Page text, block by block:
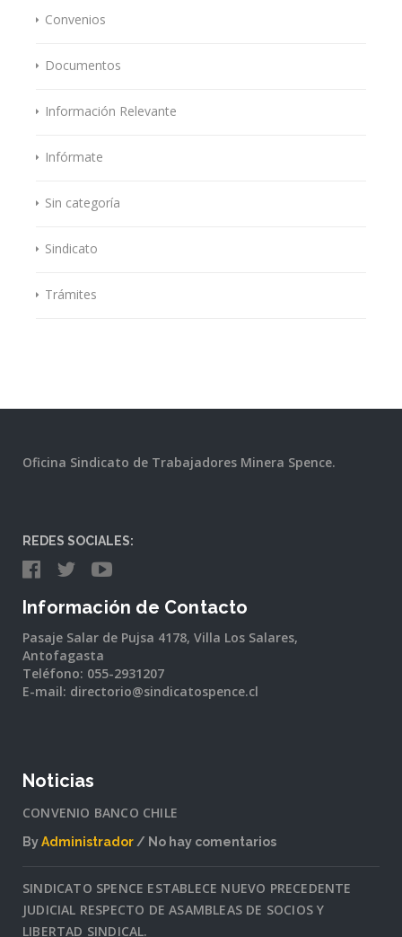
Convenios
Documentos
Información Relevante
Infórmate
Sin categoría
Sindicato
Trámites
Oficina Sindicato de Trabajadores Minera Spence.
REDES SOCIALES:
Información de Contacto
Pasaje Salar de Pujsa 4178, Villa Los Salares,
Antofagasta
Teléfono: 055-2931207
E-mail: directorio@sindicatospence.cl
Noticias
CONVENIO BANCO CHILE
ByAdministrador
No hay comentarios
BANCO
CHILE
SINDICATO SPENCE ESTABLECE NUEVO PRECEDENTE
JUDICIAL RESPECTO DE ASAMBLEAS DE SOCIOS Y
LIBERTAD SINDICAL.